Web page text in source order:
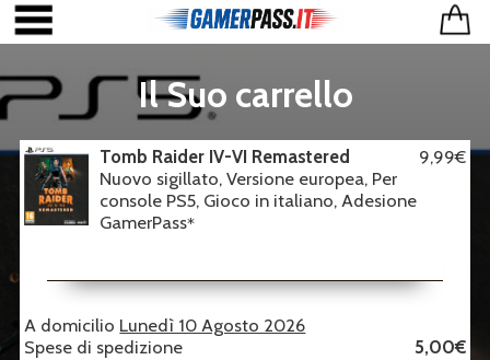
Il Suo carrello
9,99€
Tomb Raider IV-VI Remastered
Nuovo sigillato, Versione europea, Per
console PS5, Gioco in italiano, Adesione
GamerPass*
A domicilio Lunedì 10 Agosto 2026
Spese di spedizione
5,00€